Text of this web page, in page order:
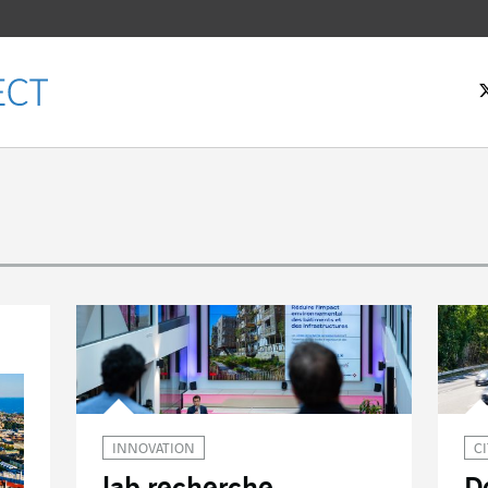
INNOVATION